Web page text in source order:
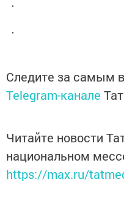
Следите за самым
Telegram-канале
Читайте новости
национальном
https://max.ru/